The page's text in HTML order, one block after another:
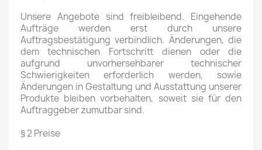
Unsere Angebote sind freibleibend. Eingehende
Aufträge werden erst durch unsere
Auftragsbestätigung verbindlich. Änderungen, die
dem technischen Fortschritt dienen oder die
aufgrund unvorhersehbarer technischer
Schwierigkeiten erforderlich werden, sowie
Änderungen in Gestaltung und Ausstattung unserer
Produkte bleiben vorbehalten, soweit sie für den
Auftraggeber zumutbar sind.
§ 2 Preise